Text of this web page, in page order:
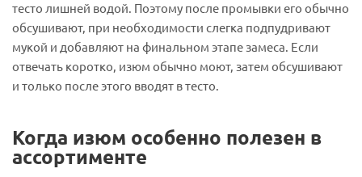
тесто лишней водой. Поэтому после промывки его обычно
обсушивают, при необходимости слегка подпудривают
мукой и добавляют на финальном этапе замеса. Если
отвечать коротко, изюм обычно моют, затем обсушивают
и только после этого вводят в тесто.
Когда изюм особенно полезен в
ассортименте